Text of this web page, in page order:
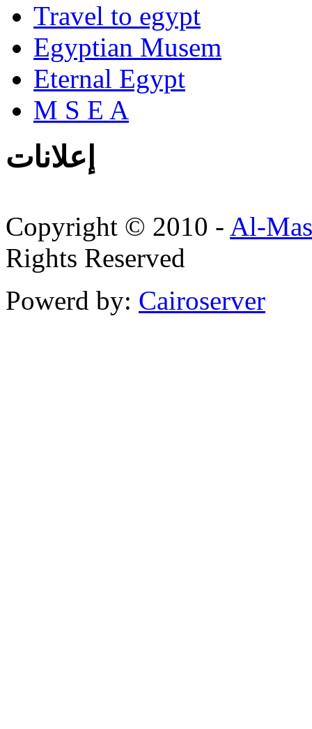
Travel to egypt
Egyptian Musem
Eternal Egypt
M S E A
إعلانات
Copyright © 2010 - Al-
Rights Reserved
Powerd by: Cairoserver